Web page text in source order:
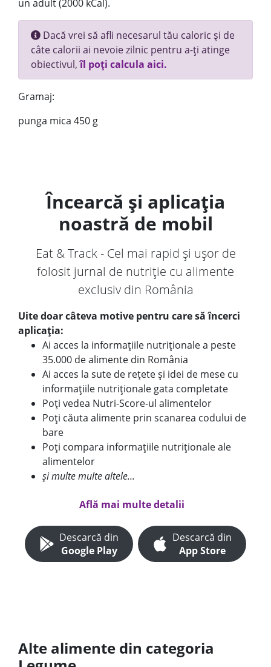
un adult (2000 kCal).
Dacă vrei să afli necesarul tău caloric și de
câte calorii ai nevoie zilnic pentru a-ți atinge
obiectivul,îl poți calcula aici.
Gramaj:
punga mica 450 g
Încearcă și aplicația
noastră de mobil
Eat & Track - Cel mai rapid și ușor de
folosit jurnal de nutriție cu alimente
exclusiv din România
Uite doar câteva motive pentru care să încerci
aplicația:
Ai acces la informațiile nutriționale a peste
35.000 de alimente din România
Ai acces la sute de rețete și idei de mese cu
informațiile nutriționale gata completate
Poți vedea Nutri-Score-ul alimentelor
Poți căuta alimente prin scanarea codului de
bare
Poți compara informațiile nutriționale ale
alimentelor
și multe multe altele...
Află mai multe detalii
Descarcă din
Google Play
Descarcă din
App Store
Alte alimente din categoria